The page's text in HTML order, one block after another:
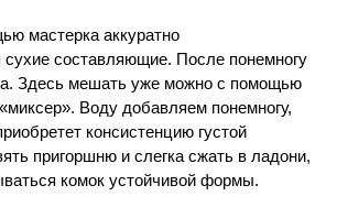
мастерка аккуратно
составляющие. После понемногу
Здесь мешать уже можно с помощью
Воду добавляем понемногу,
консистенцию густой
пригоршню и слегка сжать в ладони,
комок устойчивой формы.